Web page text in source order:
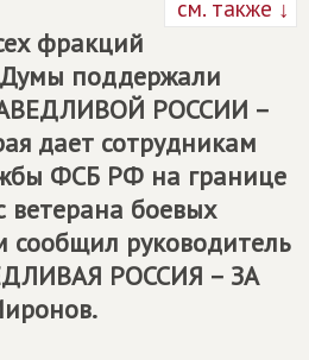
см. также ↓
фракций
Думы поддержали
РОССИИ –
дает сотрудникам
ФСБ РФ на границе
ветерана боевых
сообщил руководитель
РОССИЯ – ЗА